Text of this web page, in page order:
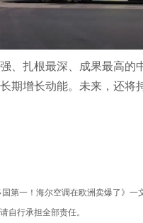
、扎根最深、成果最高的
期增长动能。未来，还将
第一！海尔空调在欧洲卖爆了》
自行承担全部责任。